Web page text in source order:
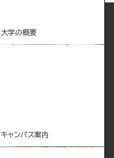
大学の概要
キャンパス案内